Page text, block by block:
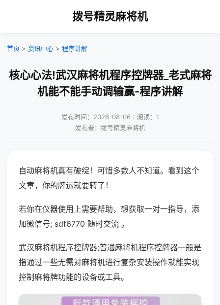
拨号精灵麻将机
首页 > 资讯中心 > 程序讲解
核心心法!武汉麻将机程序控牌器_老式麻将
机能不能手动调输赢-程序讲解
发布时间：2026-08-06｜阅读：1
发布者：拨号精灵麻将机
自动麻将机真有破绽！可惜多数人不知道。看到这个
文章，你的牌运就要转了！
若你在仪器使用上需要帮助，想获取一对一指导，添
加微信号; sdf6770 随时交流 。
武汉麻将机程序控牌器;普通麻将机程序控牌器一般是
指通过一些无需对麻将机进行复杂安装操作就能实现
控制麻将牌功能的设备或工具。